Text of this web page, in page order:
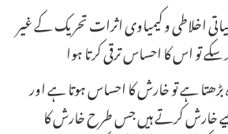
اخلاطی و کیمیاوی اثرات تحریک کے غیر
بڑھتا ہے تو خارش کا احساس ہوتا ہے اور
خارش کرتے ہیں جس طرح خارش کا